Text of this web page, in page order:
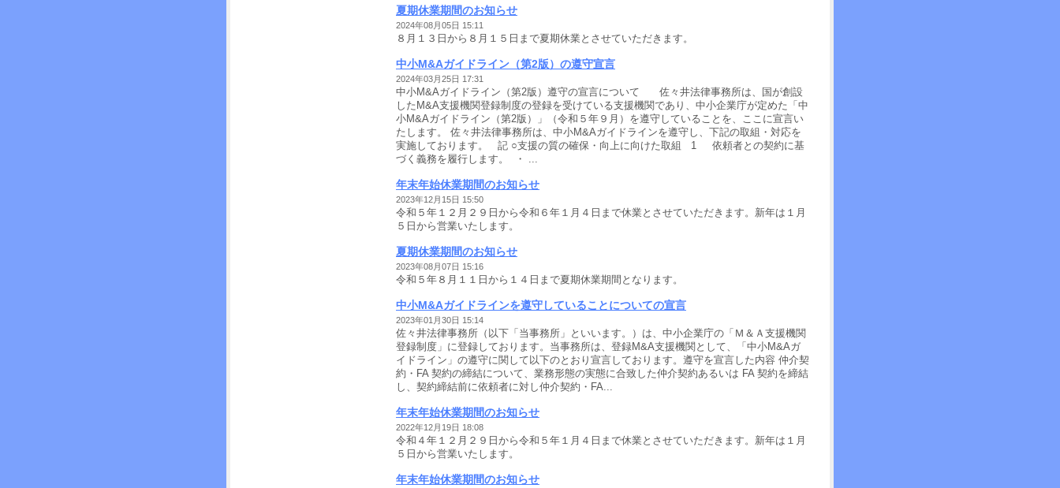
夏期休業期間のお知らせ
2024年08月05日 15:11
８月１３日から８月１５日まで夏期休業とさせていただきます。
中小M&Aガイドライン（第2版）の遵守宣言
2024年03月25日 17:31
中小M&Aガイドライン（第2版）遵守の宣言について 佐々井法律事務所は、国が創設
したM&A支援機関登録制度の登録を受けている支援機関であり、中小企業庁が定めた「中
小M&Aガイドライン（第2版）」（令和５年９月）を遵守していることを、ここに宣言い
たします。 佐々井法律事務所は、中小M&Aガイドラインを遵守し、下記の取組・対応を
実施しております。 記 ○支援の質の確保・向上に向けた取組 1 依頼者との契約に基
づく義務を履行します。 ・ ...
年末年始休業期間のお知らせ
2023年12月15日 15:50
令和５年１２月２９日から令和６年１月４日まで休業とさせていただきます。新年は１月
５日から営業いたします。
夏期休業期間のお知らせ
2023年08月07日 15:16
令和５年８月１１日から１４日まで夏期休業期間となります。
中小M&Aガイドラインを遵守していることについての宣言
2023年01月30日 15:14
佐々井法律事務所（以下「当事務所」といいます。）は、中小企業庁の「Ｍ＆Ａ支援機関
登録制度」に登録しております。当事務所は、登録M&A支援機関として、「中小M&Aガ
イドライン」の遵守に関して以下のとおり宣言しております。遵守を宣言した内容 仲介契
約・FA 契約の締結について、業務形態の実態に合致した仲介契約あるいは FA 契約を締結
し、契約締結前に依頼者に対し仲介契約・FA...
年末年始休業期間のお知らせ
2022年12月19日 18:08
令和４年１２月２９日から令和５年１月４日まで休業とさせていただきます。新年は１月
５日から営業いたします。
年末年始休業期間のお知らせ